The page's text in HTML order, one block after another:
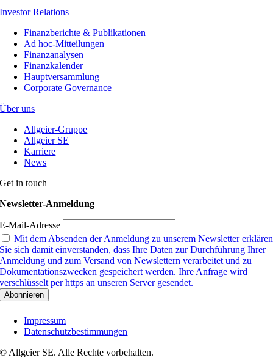
Investor Relations
Finanzberichte & Publikationen
Ad hoc-Mitteilungen
Finanzanalysen
Finanzkalender
Hauptversammlung
Corporate Governance
Über uns
Allgeier-Gruppe
Allgeier SE
Karriere
News
Get in touch
Newsletter-Anmeldung
E-Mail-Adresse
Mit dem Absenden der Anmeldung zu unserem Newsletter erklären
Sie sich damit einverstanden, dass Ihre Daten zur Durchführung Ihrer
Anmeldung und zum Versand von Newslettern verarbeitet und zu
Dokumentationszwecken gespeichert werden. Ihre Anfrage wird
verschlüsselt per https an unseren Server gesendet.
Impressum
Datenschutzbestimmungen
© Allgeier SE. Alle Rechte vorbehalten.